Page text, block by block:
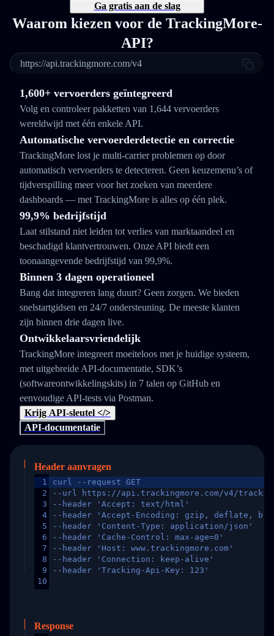
Ga gratis aan de slag
Waarom kiezen voor de TrackingMore-
API?
https://api.trackingmore.com/v4
1,600+ vervoerders geïntegreerd
Volg en controleer pakketten van 1,644 vervoerders
wereldwijd met één enkele API.
Automatische vervoerderdetectie en correctie
TrackingMore lost je multi-carrier problemen op door
automatisch vervoerders te detecteren. Geen keuzemenu’s of
tijdverspilling meer voor het zoeken van meerdere
dashboards — met TrackingMore is alles op één plek.
99,9% bedrijfstijd
Laat stilstand niet leiden tot verlies van marktaandeel en
beschadigd klantvertrouwen. Onze API biedt een
toonaangevende bedrijfstijd van 99,9%.
Binnen 3 dagen operationeel
Bang dat integreren lang duurt? Geen zorgen. We bieden
snelstartgidsen en 24/7 ondersteuning. De meeste klanten
zijn binnen drie dagen live.
Ontwikkelaarsvriendelijk
TrackingMore integreert moeiteloos met je huidige systeem,
met uitgebreide API-documentatie, SDK’s
(softwareontwikkelingskits) in 7 talen op GitHub en
eenvoudige API-tests via Postman.
Krijg API-sleutel </>
API-documentatie
Header aanvragen
1
2
3
4
5
6
7
8
9
10
curl --request GET
--url https://api.trackingmore.com/v4/trackings/
--header 'Accept: text/html'
--header 'Accept-Encoding: gzip, deflate,
--header 'Content-Type: application/json'
--header 'Cache-Control: max-age=0'
--header 'Host: www.trackingmore.com'
--header 'Connection: keep-alive'
--header 'Tracking-Api-Key: 123'
Response